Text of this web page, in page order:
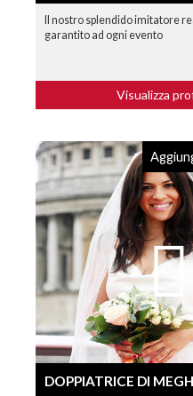
Il nostro splendido imitatore
garantito ad ogni evento
Visualizza
DOPPIATRICE DI